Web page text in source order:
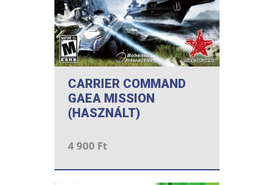
CARRIER COMMAND
GAEA MISSION
(HASZNÁLT)
4 900 Ft